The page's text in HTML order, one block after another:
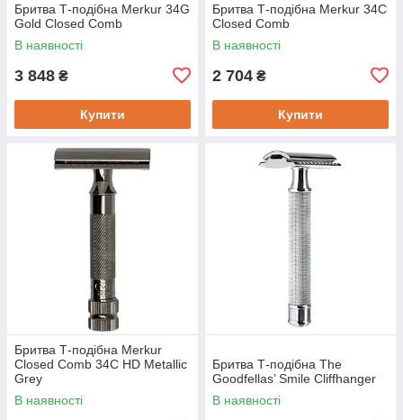
Бритва Т-подібна Merkur 34G
Gold Closed Comb
В наявності
3 848 ₴
Купити
Бритва Т-подібна Merkur 34C
Closed Comb
В наявності
2 704 ₴
Купити
Бритва Т-подібна Merkur
Closed Comb 34C HD Metallic
Grey
В наявності
Бритва Т-подібна The
Goodfellas’ Smile Cliffhanger
В наявності